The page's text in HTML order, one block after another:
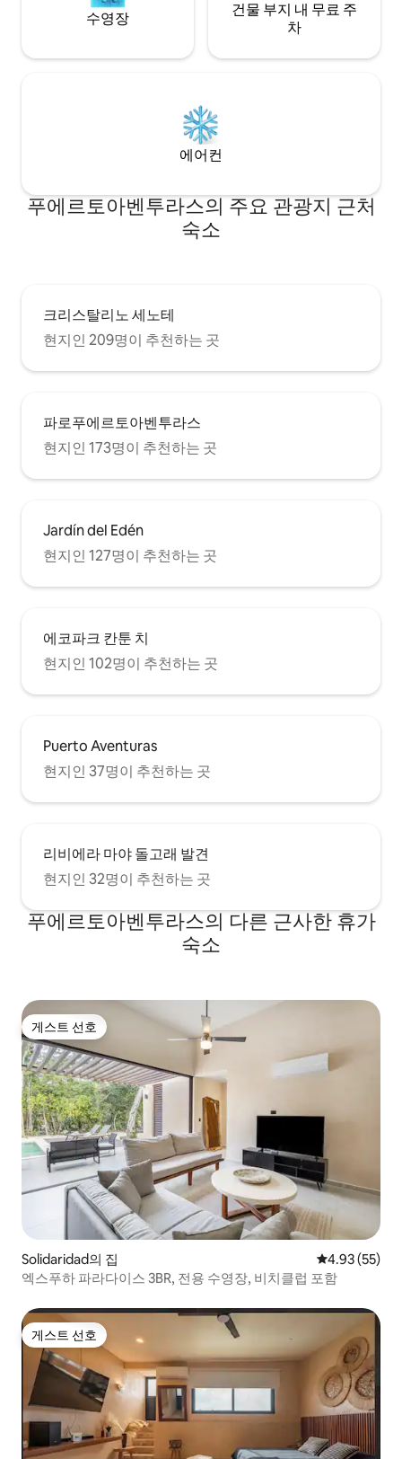
수영장
건물 부지 내 무료 주
차
에어컨
푸에르토아벤투라스의 주요 관광지 근처
숙소
크리스탈리노 세노테
현지인 209명이 추천하는 곳
파로푸에르토아벤투라스
현지인 173명이 추천하는 곳
Jardín del Edén
현지인 127명이 추천하는 곳
에코파크 칸툰 치
현지인 102명이 추천하는 곳
Puerto Aventuras
현지인 37명이 추천하는 곳
리비에라 마야 돌고래 발견
현지인 32명이 추천하는 곳
푸에르토아벤투라스의 다른 근사한 휴가
숙소
게스트 선호
게스트 선호
Solidaridad의 집 평점 4.93점(5
4.93 (55)
엑스푸하 파라다이스 3BR, 전용 수영장, 비치클럽 포함
게스트 선호
게스트 선호